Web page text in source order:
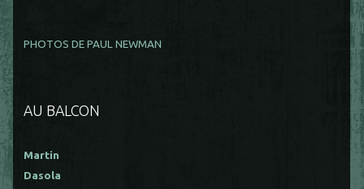
PHOTOS DE PAUL NEWMAN
AU BALCON
Martin
Dasola